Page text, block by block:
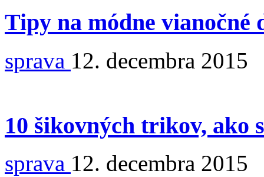
Tipy na módne vianočné
sprava 12. decembra 2015
10 šikovných trikov, ako
sprava 12. decembra 2015